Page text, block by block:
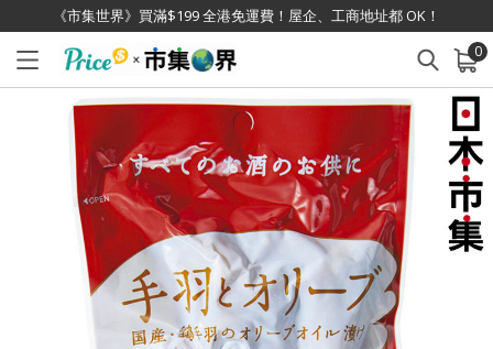
《市集世界》買滿$199 全港免運費！屋企、工商地址都 OK！
0
已加入購物車 查看